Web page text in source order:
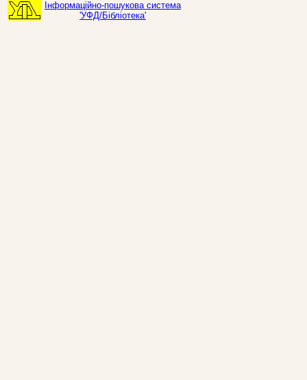
Інформаційно-пошукова система
'УФД/Бібліотека'